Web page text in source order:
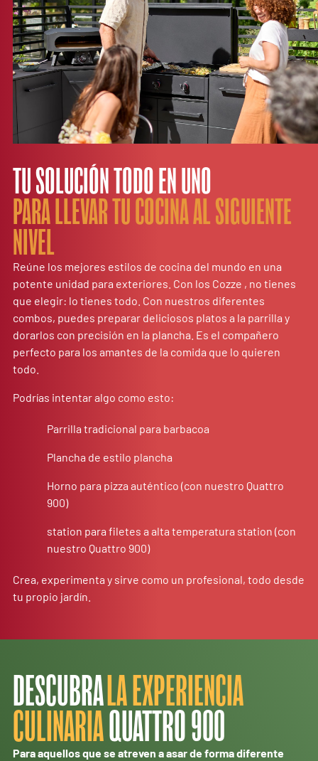
TU SOLUCIÓN TODO EN UNO
PARA LLEVAR TU COCINA AL SIGUIENTE
NIVEL
Reúne los mejores estilos de cocina del mundo en una
potente unidad para exteriores. Con los Cozze , no tienes
que elegir: lo tienes todo. Con nuestros diferentes
combos, puedes preparar deliciosos platos a la parrilla y
dorarlos con precisión en la plancha. Es el compañero
perfecto para los amantes de la comida que lo quieren
todo.
Podrías intentar algo como esto:
Parrilla tradicional para barbacoa
Plancha de estilo plancha
Horno para pizza auténtico (con nuestro Quattro
900)
station para filetes a alta temperatura station (con
nuestro Quattro 900)
Crea, experimenta y sirve como un profesional, todo desde
tu propio jardín.
DESCUBRALA EXPERIENCIA
CULINARIAQUATTRO 900
Para aquellos que se atreven a asar de forma diferente